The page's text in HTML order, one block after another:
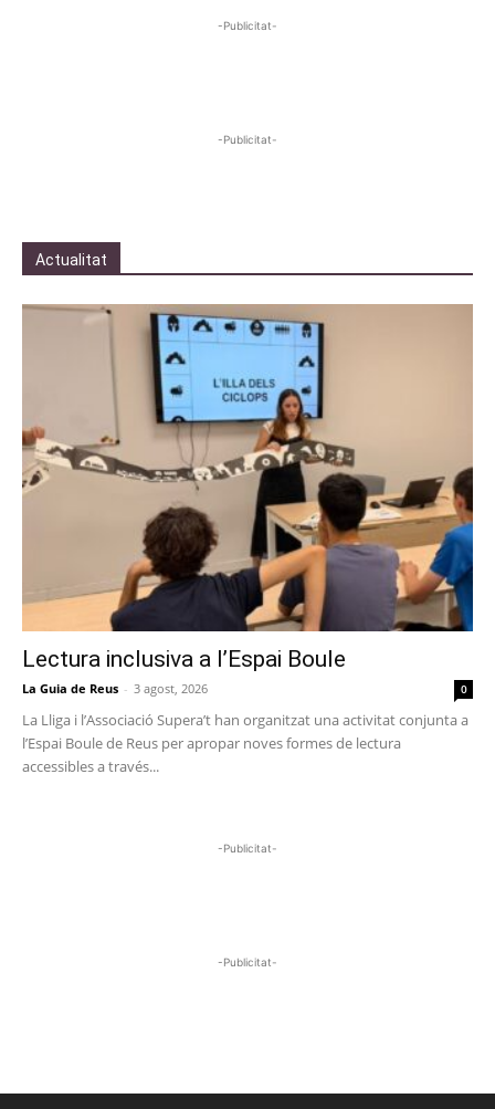
-Publicitat-
-Publicitat-
Actualitat
Lectura inclusiva a l’Espai Boule
La Guia de Reus - 3 agost, 2026 0
La Lliga i l’Associació Supera’t han organitzat una activitat conjunta a
l’Espai Boule de Reus per apropar noves formes de lectura
accessibles a través...
-Publicitat-
-Publicitat-